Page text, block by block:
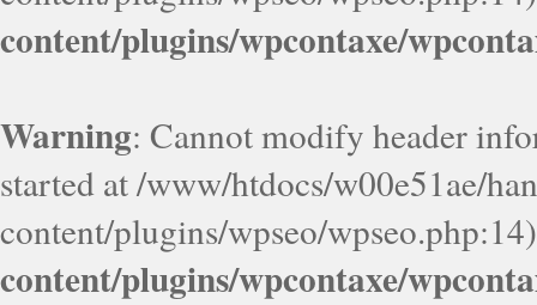
content/plugins/wpcontaxe/
Warning: Cannot modify header
started at /www/htdocs/w00e51ae/
content/plugins/wpseo/
content/plugins/wpcontaxe/